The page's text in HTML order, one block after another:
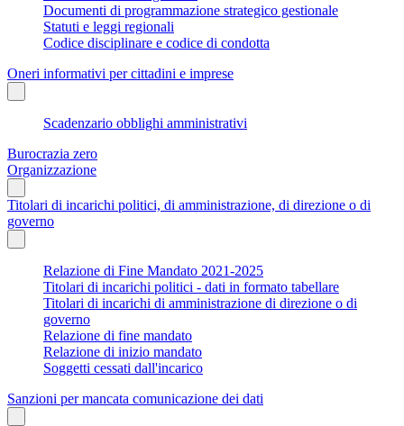
Documenti di programmazione strategico gestionale
Statuti e leggi regionali
Codice disciplinare e codice di condotta
Oneri informativi per cittadini e imprese
Scadenzario obblighi amministrativi
Burocrazia zero
Organizzazione
Titolari di incarichi politici, di amministrazione, di direzione o di
governo
Relazione di Fine Mandato 2021-2025
Titolari di incarichi politici - dati in formato tabellare
Titolari di incarichi di amministrazione di direzione o di
governo
Relazione di fine mandato
Relazione di inizio mandato
Soggetti cessati dall'incarico
Sanzioni per mancata comunicazione dei dati